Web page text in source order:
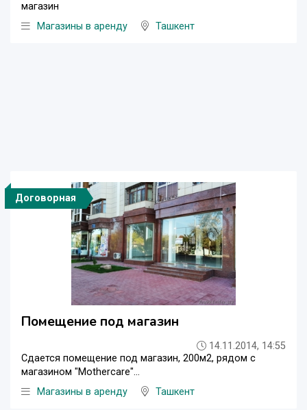
магазин
Магазины в аренду
Ташкент
Договорная
Помещение под магазин
14.11.2014, 14:55
Сдается помещение под магазин, 200м2, рядом с
магазином "Mothercare"...
Магазины в аренду
Ташкент